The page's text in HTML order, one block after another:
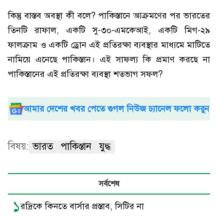
কিন্তু বাস্তব অবস্থা কী বলে? পাকিস্তানে আক্রমণের পর ভারতের
তিনটি রাফাল, একটি সু-৩০-এমকেআই, একটি মিগ-২৯
ফালক্রাম ও একটি ড্রোন এই প্রতিরক্ষা ব্যবস্থার মাধ্যমে মাটিতে
নামিয়ে এনেছে পাকিস্তান। এই সাফল্য কি প্রমাণ করছে না
পাকিস্তানের এই প্রতিরক্ষা ব্যবস্থা শতভাগ সফল?
আমার দেশের খবর পেতে গুগল নিউজ চ্যানেল ফলো করুন
বিষয়: ভারত পাকিস্তান যুদ্ধ
সর্বশেষ
১রদ্রিকে কিনতে বার্সার প্রস্তাব, সিটির না